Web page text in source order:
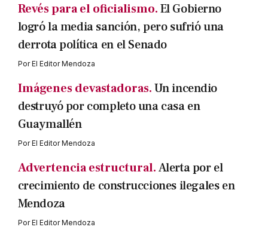
Revés para el oficialismo.El Gobierno
logró la media sanción, pero sufrió una
derrota política en el Senado
PorEl Editor Mendoza
Imágenes devastadoras.Un incendio
destruyó por completo una casa en
Guaymallén
PorEl Editor Mendoza
Advertencia estructural.Alerta por el
crecimiento de construcciones ilegales en
Mendoza
PorEl Editor Mendoza